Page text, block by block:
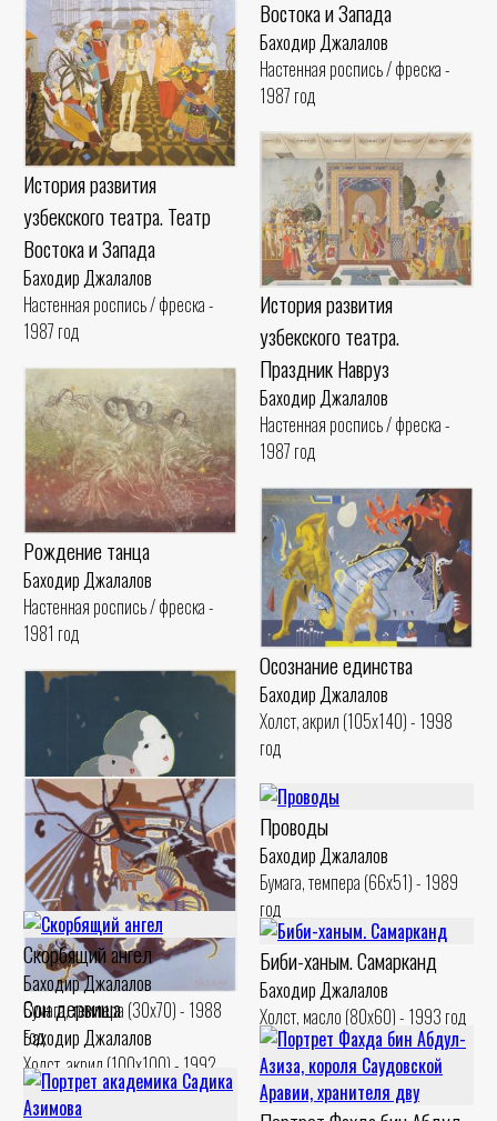
Востока и Запада
Баходир Джалалов
Настенная роспись / фреска -
1987 год
История развития
узбекского театра. Театр
Востока и Запада
Баходир Джалалов
Настенная роспись / фреска -
1987 год
История развития
узбекского театра.
Праздник Навруз
Баходир Джалалов
Настенная роспись / фреска -
1987 год
Рождение танца
Баходир Джалалов
Настенная роспись / фреска -
1981 год
Осознание единства
Баходир Джалалов
Холст, акрил (105x140) - 1998
год
Сёстры
Баходир Джалалов
Холст, акрил (76x76) - 1996 год
Сон дервиша
Баходир Джалалов
Холст, акрил (100x100) - 1992
год
Проводы
Баходир Джалалов
Бумага, темпера (66x51) - 1989
год
Скорбящий ангел
Баходир Джалалов
Бумага, темпера (30x70) - 1988
год
Биби-ханым. Самарканд
Баходир Джалалов
Холст, масло (80x60) - 1993 год